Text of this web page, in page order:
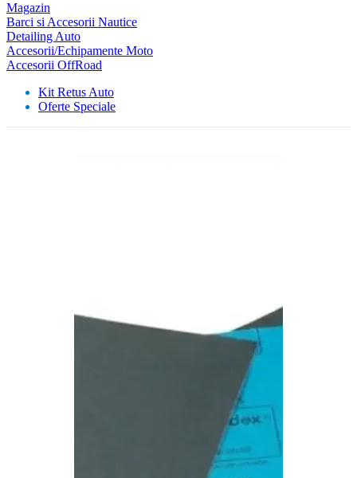
Magazin
Barci si Accesorii Nautice
Detailing Auto
Accesorii/Echipamente Moto
Accesorii OffRoad
Kit Retus Auto
Oferte Speciale